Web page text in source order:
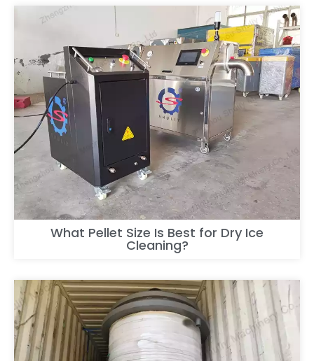
What Pellet Size Is Best for Dry Ice
Cleaning?